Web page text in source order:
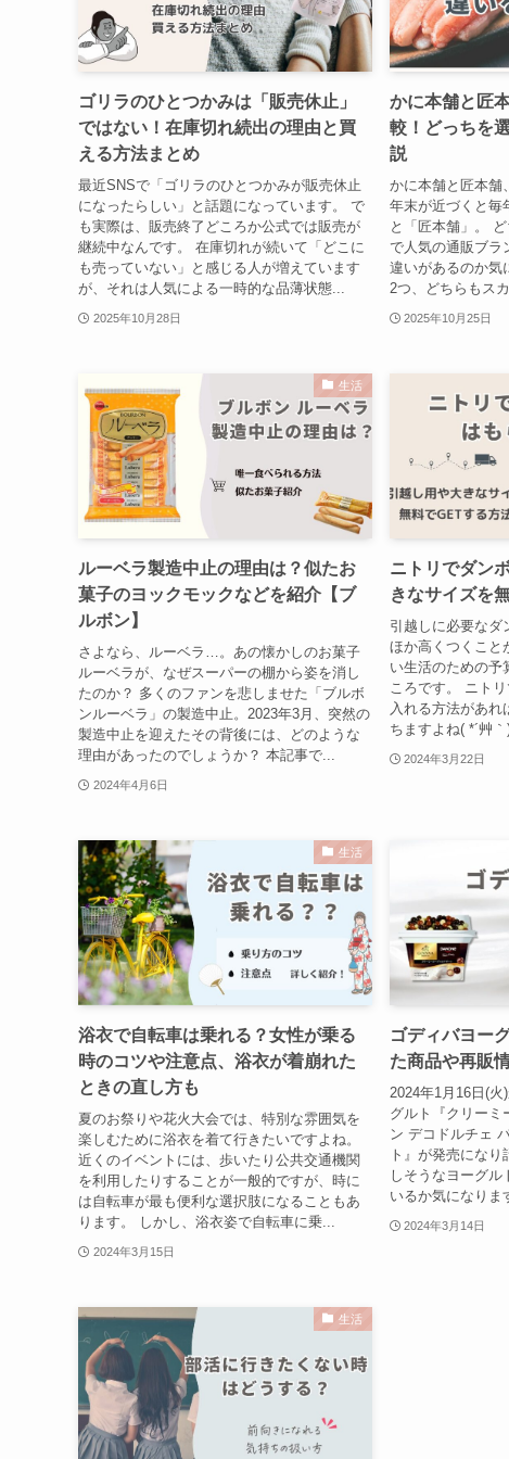
ゴリラのひとつかみは「販売休止」
ではない！在庫切れ続出の理由と買
える方法まとめ
最近SNSで「ゴリラのひとつかみが販売休止
になったらしい」と話題になっています。 で
も実際は、販売終了どころか公式では販売が
継続中なんです。 在庫切れが続いて「どこに
も売っていない」と感じる人が増えています
が、それは人気による一時的な品薄状態...
2025年10月28日
かに本舗と匠
較！どっちを
説
かに本舗と匠本舗
年末が近づくと毎
と「匠本舗」。
で人気の通販ブラ
違いがあるのか気
2つ、どちらもス
2025年10月25日
生活
ルーベラ製造中止の理由は？似たお
菓子のヨックモックなどを紹介【ブ
ルボン】
さよなら、ルーベラ…。あの懐かしのお菓子
ルーベラが、なぜスーパーの棚から姿を消し
たのか？ 多くのファンを悲しませた「ブルボ
ンルーベラ」の製造中止。2023年3月、突然の
製造中止を迎えたその背後には、どのような
理由があったのでしょうか？ 本記事で...
2024年4月6日
ニトリでダン
きなサイズを
引越しに必要なダ
ほか高くつくこと
い生活のための予
ころです。 ニト
入れる方法があれ
ちますよね( *´艸
2024年3月22日
生活
浴衣で自転車は乗れる？女性が乗る
時のコツや注意点、浴衣が着崩れた
ときの直し方も
夏のお祭りや花火大会では、特別な雰囲気を
楽しむために浴衣を着て行きたいですよね。
近くのイベントには、歩いたり公共交通機関
を利用したりすることが一般的ですが、時に
は自転車が最も便利な選択肢になることもあ
ります。 しかし、浴衣姿で自転車に乗...
2024年3月15日
ゴディバヨー
た商品や再販
2024年1月16日(
グルト『クリーミ
ン デコドルチェ
ト』が発売にな
しそうなヨーグル
いるか気になりま
2024年3月14日
生活